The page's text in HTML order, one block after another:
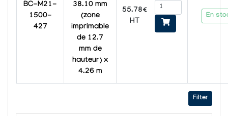
BC-M21-
1500-
427
38.10 mm
(zone
imprimable
de 12.7
mm de
hauteur) x
4.26 m
55.78€
HT
En
Filter